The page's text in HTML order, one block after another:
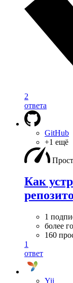
2
ответа
GitHub
+1 ещё
Как
1
более
160
1
ответ
Yii